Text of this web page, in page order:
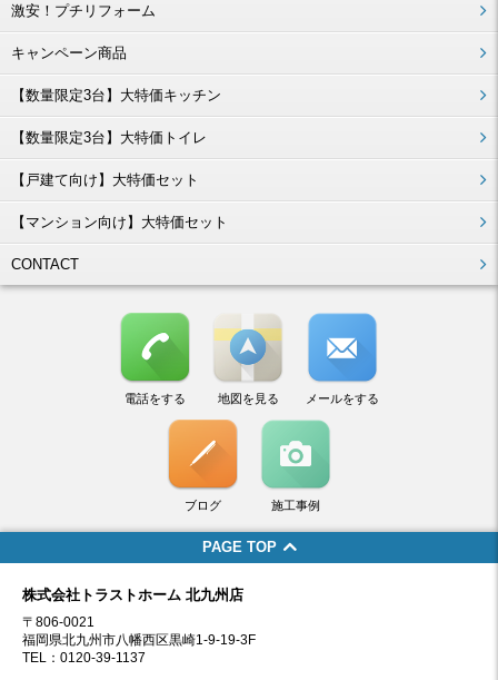
激安！プチリフォーム
キャンペーン商品
【数量限定3台】大特価キッチン
【数量限定3台】大特価トイレ
【戸建て向け】大特価セット
【マンション向け】大特価セット
CONTACT
電話をする 地図を見る メールをする
ブログ 施工事例
PAGE TOP
株式会社トラストホーム 北九州店
〒806-0021
福岡県北九州市八幡西区黒崎1-9-19-3F
TEL：0120-39-1137